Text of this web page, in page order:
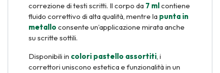
correzione di testi scritti. Il corpo da 7 mlcontiene
fluido correttivo di alta qualità, mentre la punta in
metallo consente un’applicazione mirata anche
su scritte sottili.
Disponibili in colori pastello assortiti, i
correttori uniscono estetica e funzionalità in un